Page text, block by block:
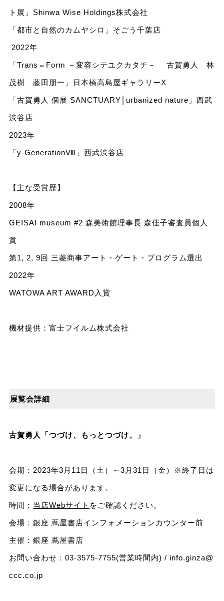
ト展」Shinwa Wise Holdings株式会社
「都市と自然のカムヤシロ」そごう千葉店
2022年
「Trans⇔Form －変容シテユクカタチ－ 古賀勇人 林
茂樹 藤田朋一」日本橋高島屋ギャラリーX
「古賀勇人 個展 SANCTUARY│urbanized nature」西武
渋谷店
2023年
「y-GenerationⅧ」西武渋谷店
【主な受賞歴】
2008年
GEISAI museum #2 森美術館理事長 森佳子審査員個人
賞
第1, 2, 9回 三菱商事アート・ゲート・プログラム選出
2022年
WATOWA ART AWARD入賞
機材提供：富士フイルム株式会社
展覧会詳細
古賀勇人「つづけ、もっとつづけ。」
会期：2023年3月11日（土）～3月31日（金）※終了⽇は
変更になる場合があります。
時間： 当店Webサイト をご確認ください。
会場：銀座 蔦屋書店インフォメーションカウンター前
主催：銀座 蔦屋書店
お問い合わせ：03-3575-7755(営業時間内) / info.ginza@
ccc.co.jp